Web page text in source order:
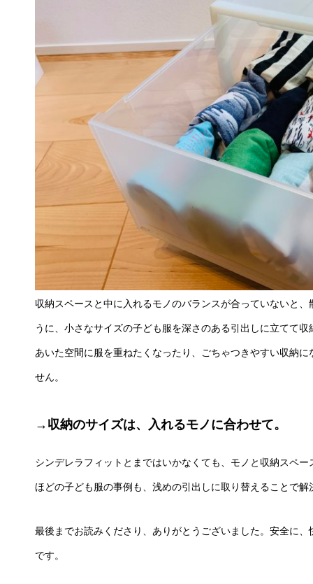
収納スペースと中に入れるモノのバランスが合っていないと
うに、小さなサイズの子ども服を深さのある引出しに立てて
あいた空間に服を重ねたくなったり、ごちゃつきやすい収納
せん。
→収納のサイズは、入れるモノに合わせて。
シンデレラフィットとまではいかなくても、モノと収納スペ
ほどの子ども服の事例も、浅めの引出しに取り替えることで解
最後までお読みくださり、ありがとうございました。安全に
です。